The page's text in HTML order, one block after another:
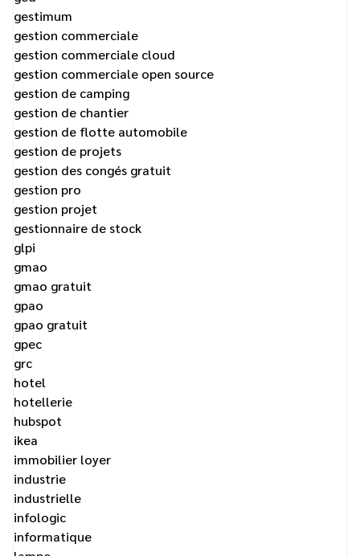
gestimum
gestion commerciale
gestion commerciale cloud
gestion commerciale open source
gestion de camping
gestion de chantier
gestion de flotte automobile
gestion de projets
gestion des congés gratuit
gestion pro
gestion projet
gestionnaire de stock
glpi
gmao
gmao gratuit
gpao
gpao gratuit
gpec
grc
hotel
hotellerie
hubspot
ikea
immobilier loyer
industrie
industrielle
infologic
informatique